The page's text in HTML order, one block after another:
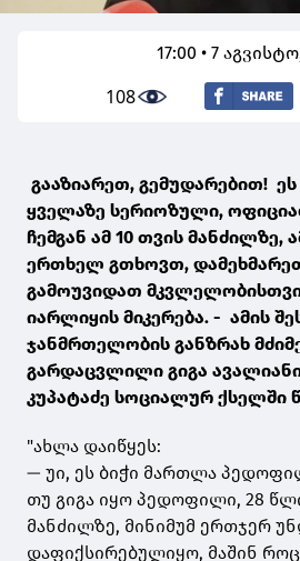
17:00 • 7
108
გააზიარეთ, გემუდარებით!
ყველაზე სერიოზული,
ჩემგან ამ 10 თვის მანძილზე,
ერთხელ გთხოვთ, დამეხმარეთ
გამოუვიდათ
იარლიყის მიკერება. - ამის
ჯანმრთელობის განზრახ
გარდაცვლილი გიგა
კუპატაძე სოციალურ ქსელში
"ახლა დაიწყეს:
— უი, ეს ბიჭი მართლა
თუ გიგა იყო პედოფილი, 28
მანძილზე, მინიმუმ ერთჯერ
დაფიქსირებულიყო, მაშინ